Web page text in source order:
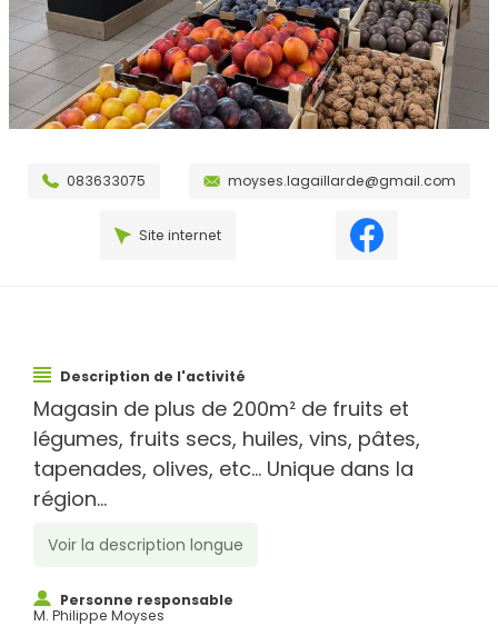
083633075 moyses.lagaillarde@gmail.com
Site internet
Description de l'activité
Magasin de plus de 200m² de fruits et
légumes, fruits secs, huiles, vins, pâtes,
tapenades, olives, etc… Unique dans la
région...
Voir la description longue
Personne responsable
M. Philippe Moyses